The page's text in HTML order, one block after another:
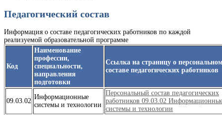
Педагогический состав
Информация о составе педагогических работников по каждой
реализуемой образовательной программе
Код
Наименование
профессии,
специальности,
направления
подготовки
Ссылка на страницу о
составе педагогических работников
09.03.02
Информационные
системы и технологии
Персональный состав педагогических
работников 09.03.02
системы и технологии